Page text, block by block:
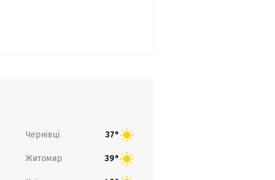
Чернівці 37°
Житомир 39°